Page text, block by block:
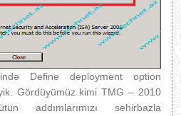
Define deployment option
Gördüyümüz kimi TMG – 2010
addımlarımızı sehirbazla